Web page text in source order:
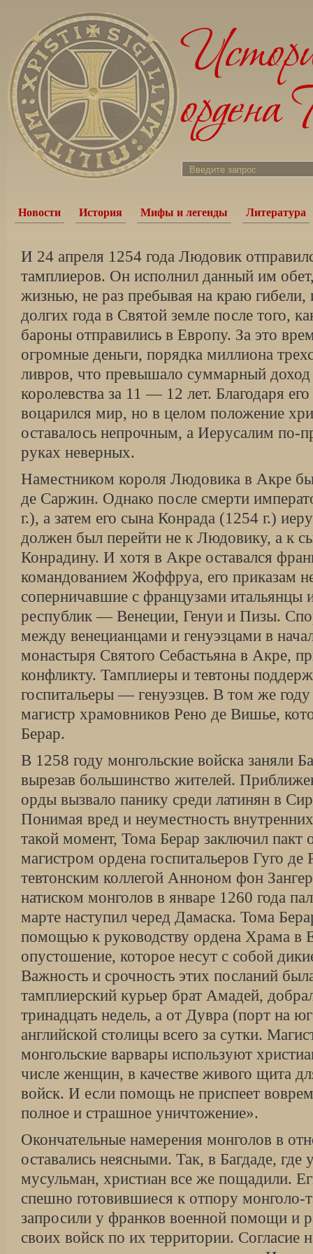
Новости История Мифы и легенды Литература
И 24 апреля 1254 года Людовик
тамплиеров. Он исполнил данный им
жизнью, не раз пребывая на краю гибели,
долгих года в Святой земле после того,
бароны отправились в Европу. За это
огромные деньги, порядка миллиона
ливров, что превышало суммарный доход
королевства за 11 — 12 лет. Благодаря
воцарился мир, но в целом положение
оставалось непрочным, а Иерусалим по-
руках неверных.
Наместником короля Людовика в Акре
де Саржин. Однако после смерти
г.), а затем его сына Конрада (1254 г.)
должен был перейти не к Людовику, а к
Конрадину. И хотя в Акре оставался
командованием Жоффруа, его приказам
соперничавшие с французами итальянцы
республик — Венеции, Генуи и Пизы.
между венецианцами и генуэзцами в
монастыря Святого Себастьяна в Акре,
конфликту. Тамплиеры и тевтоны
госпитальеры — генуэзцев. В том же
магистр храмовников Рено де Вишье,
Берар.
В 1258 году монгольские войска заняли
вырезав большинство жителей.
орды вызвало панику среди латинян в
Понимая вред и неуместность
такой момент, Тома Берар заключил
магистром ордена госпитальеров Гуго де
тевтонским коллегой Анноном фон
натиском монголов в январе 1260 года
марте наступил черед Дамаска. Тома
помощью к руководству ордена Храма в
опустошение, которое несут с собой
Важность и срочность этих посланий
тамплиерский курьер брат Амадей,
тринадцать недель, а от Дувра (порт на
английской столицы всего за сутки.
монгольские варвары используют
числе женщин, в качестве живого щита
войск. И если помощь не приспеет
полное и страшное уничтожение».
Окончательные намерения монголов в
оставались неясными. Так, в Багдаде, где
мусульман, христиан все же пощадили.
спешно готовившиеся к отпору монголо-
запросили у франков военной помощи и
своих войск по их территории. Согласие